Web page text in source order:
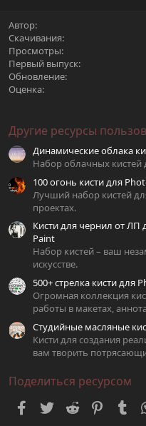
Автор
Скачивания
Просмотры
Первый выпуск
Обновление
Оценка
Другие ресурсы
Динамические облака
Набор облачных кистей
100 огонь кисти для
Лучший набор кистей
проектах.
Кисти для чернил от ЛП
Paint
Набор кистей – ваш
искусстве.
500+ стрелка кисти для
Огромная коллекция
работы в макетах,
Студийные масляные
Кисти для создания
вам творить
Поделиться ресурсом
Facebook
Twitter Reddit